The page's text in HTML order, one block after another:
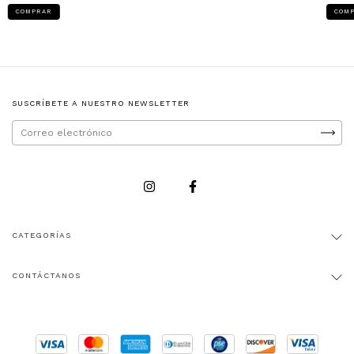
SUSCRÍBETE A NUESTRO NEWSLETTER
CATEGORÍAS
CONTÁCTANOS